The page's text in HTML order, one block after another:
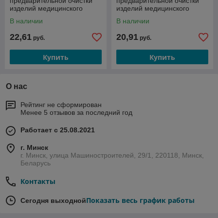
изделий медицинского
"ЭНЗИМОКЛИН", 80 штук/
В наличии
22,61 руб.
Купить
изделий медицинского
(губка)
В наличии
20,91 руб.
Купить
О нас
Рейтинг не сформирован
Менее 5 отзывов за последний год
Работает с 25.08.2021
г. Минск
г. Минск, улица Машиностроителей, 29/1, 220118, Минск,
Беларусь
Контакты
Сегодня выходнойПоказать весь график работы